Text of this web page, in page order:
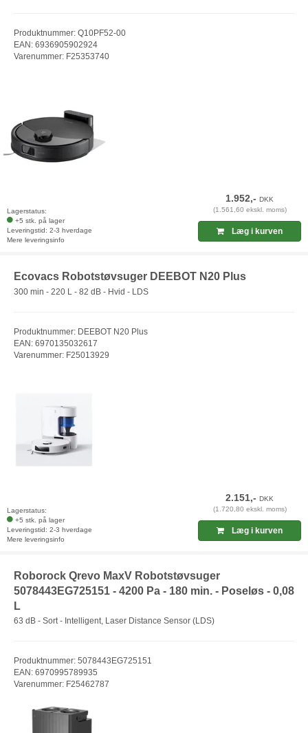
Produktnummer: Q10PF52-00
EAN: 6936905902924
Varenummer: F25353740
Lagerstatus:
+5 stk. på lager
Leveringstid: 2-3 hverdage
Mere leveringsinfo
1.952,-DKK
(1.561,60 ekskl. moms)
Læg i kurven
Ecovacs Robotstøvsuger DEEBOT N20 Plus
300 min - 220 L - 82 dB - Hvid - LDS
Produktnummer: DEEBOT N20 Plus
EAN: 6970135032617
Varenummer: F25013929
Lagerstatus:
+5 stk. på lager
Leveringstid: 2-3 hverdage
Mere leveringsinfo
2.151,-DKK
(1.720,80 ekskl. moms)
Læg i kurven
Roborock Qrevo MaxV Robotstøvsuger
5078443EG725151 - 4200 Pa - 180 min. - Poseløs - 0,08
L
63 dB - Sort - Intelligent, Laser Distance Sensor (LDS)
Produktnummer: 5078443EG725151
EAN: 6970995789935
Varenummer: F25462787